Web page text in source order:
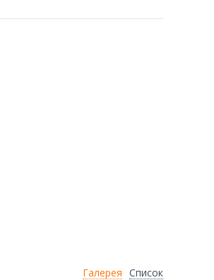
Галерея Список